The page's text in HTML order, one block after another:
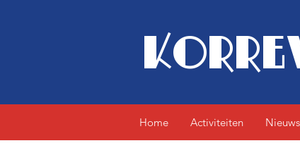
Home Activiteiten Nieuws